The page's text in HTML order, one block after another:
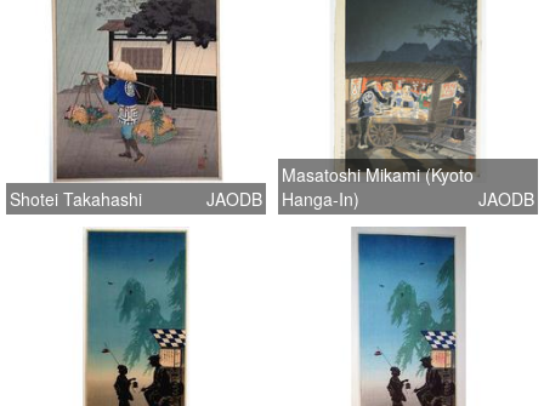
Shotei Takahashi JAODB
Masatoshi Mikami (Kyoto
Hanga-In)
JAODB